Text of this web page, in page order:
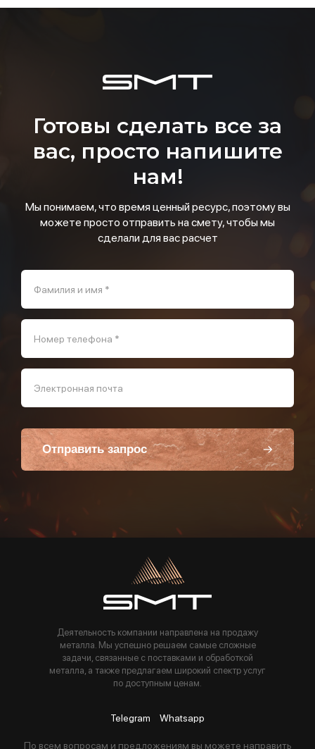
Готовы сделать все за
вас, просто напишите
нам!
Мы понимаем, что время ценный ресурс, поэтому вы
можете просто отправить на смету, чтобы мы
сделали для вас расчет
Фамилия и имя *
Номер телефона *
Электронная почта
Отправить запрос
Пользуясь данной формой вы соглашаетесь с политикой компании
Деятельность компании направлена на продажу
металла. Мы успешно решаем самые сложные
задачи, связанные с поставками и обработкой
металла, а также предлагаем широкий спектр услуг
по доступным ценам.
Telegram Whatsapp
По всем вопросам и предложениям вы можете направить